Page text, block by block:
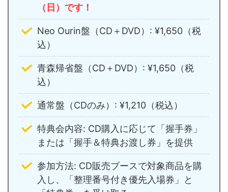
（日）です！
Neo Ourin盤（CD＋DVD）: ¥1,650（税
込）
青森帰省盤（CD＋DVD）: ¥1,650（税
込）
通常盤（CDのみ）: ¥1,210（税込）
特典会内容: CD購入に応じて「握手券」
または「握手＆特典お渡し券」を提供
参加方法: CD販売ブースで対象商品を購
入し、「整理番号付き優先入場券」と